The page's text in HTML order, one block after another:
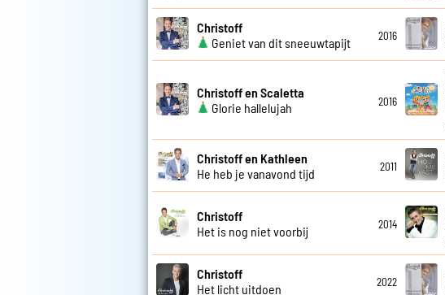
Christoff
Geniet van dit sneeuwtapijt
2016
Christoff en Scaletta
Glorie hallelujah
2016
Christoff en Kathleen
He heb je vanavond tijd
2011
Christoff
Het is nog niet voorbij
2014
Christoff
Het licht uitdoen
2022